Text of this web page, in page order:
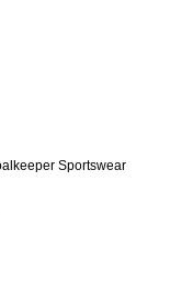
Sportswear